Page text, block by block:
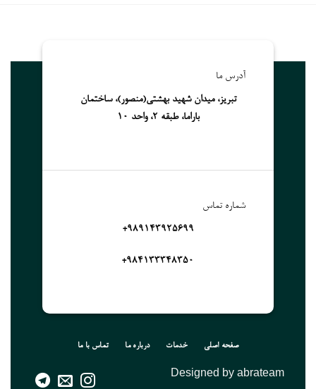
آدرس ما
تبریز، میدان شهید بهشتی(منصور)، ساختمان
باراما، طبقه 2، واحد 10
شماره تماس
989143925699+
۹۸۴۱۳۳۳۴۸۳۵۰+
Designed by abrateam
صفحه اصلی خدمات درباره ما تماس با ما